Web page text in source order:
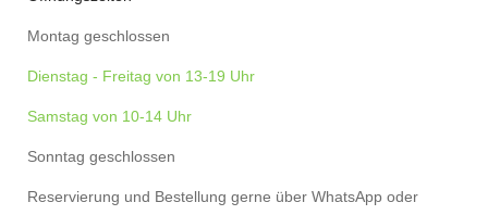
Montag geschlossen
Dienstag - Freitag von 13-19 Uhr
Samstag von 10-14 Uhr
Sonntag geschlossen
Reservierung und Bestellung gerne über WhatsApp oder